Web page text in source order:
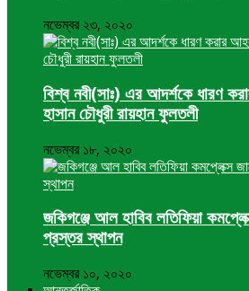
নভেম্বর ২৩, ২০২০
বিশ্ব নবী(সাঃ) এর আদর্শকে ধারণ
হাসান চৌধুরী রায়হান ফুলতলী
নভেম্বর ১৮, ২০২০
জকিগঞ্জে আল হাবিব লতিফিয়া
প্রস্তর স্থাপন
নভেম্বর ১০, ২০২০